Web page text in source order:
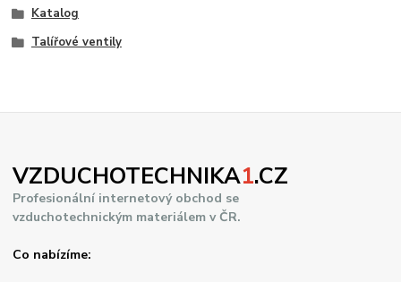
Katalog
Talířové ventily
VZDUCHOTECHNIKA1.CZ
Profesionální internetový obchod se
vzduchotechnickým materiálem v ČR.
Co nabízíme: